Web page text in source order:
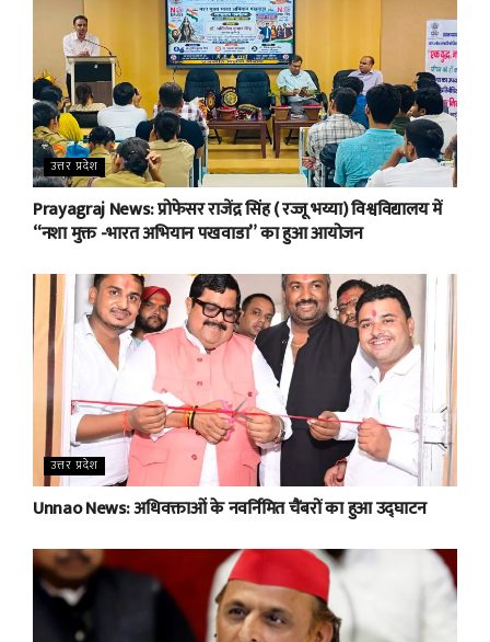
उत्तर प्रदेश
Prayagraj News: प्रोफेसर राजेंद्र सिंह ( रज्जू भय्या) विश्वविद्यालय में
“नशा मुक्त -भारत अभियान पखवाडा” का हुआ आयोजन
उत्तर प्रदेश
Unnao News: अधिवक्ताओं के नवर्निमित चैंबरों का हुआ उद्घाटन